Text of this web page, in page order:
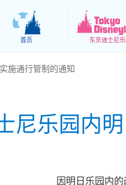
首页 东京迪士尼乐
施通行管制的通知
尼乐园内
因明日乐园内